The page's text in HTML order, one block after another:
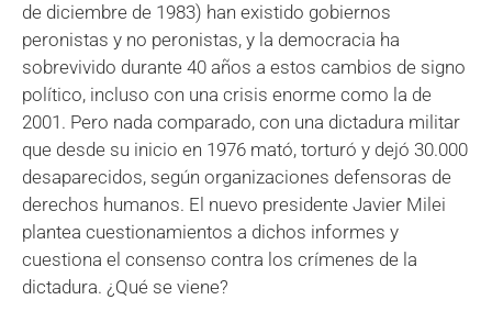
de diciembre de 1983) han existido gobiernos
peronistas y no peronistas, y la democracia ha
sobrevivido durante 40 años a estos cambios de signo
político, incluso con una crisis enorme como la de
2001. Pero nada comparado, con una dictadura militar
que desde su inicio en 1976 mató, torturó y dejó 30.000
desaparecidos, según organizaciones defensoras de
derechos humanos. El nuevo presidente Javier Milei
plantea cuestionamientos a dichos informes y
cuestiona el consenso contra los crímenes de la
dictadura. ¿Qué se viene?